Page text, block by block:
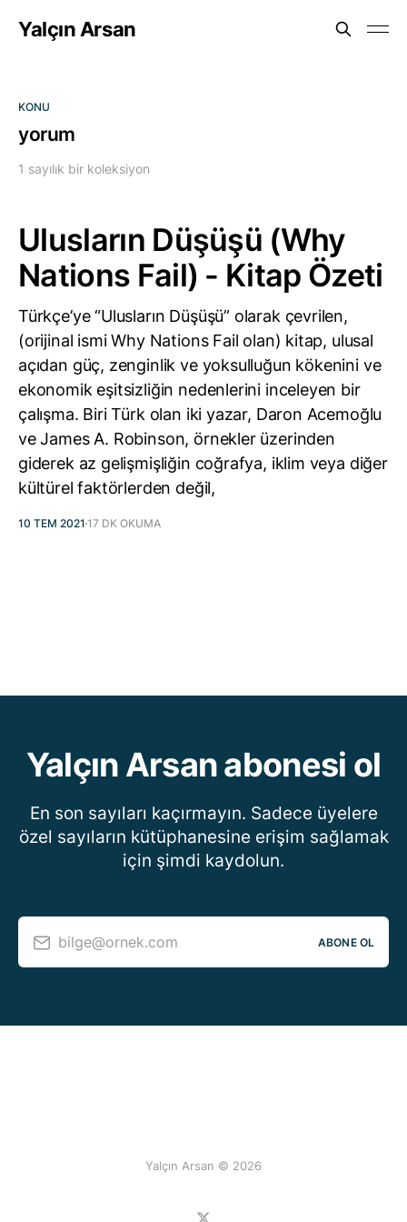
Yalçın Arsan
KONU
yorum
1 sayılık bir koleksiyon
Ulusların Düşüşü (Why
Nations Fail) - Kitap Özeti
Türkçe’ye “Ulusların Düşüşü” olarak çevrilen,
(orijinal ismi Why Nations Fail olan) kitap, ulusal
açıdan güç, zenginlik ve yoksulluğun kökenini ve
ekonomik eşitsizliğin nedenlerini inceleyen bir
çalışma. Biri Türk olan iki yazar, Daron Acemoğlu
ve James A. Robinson, örnekler üzerinden
giderek az gelişmişliğin coğrafya, iklim veya diğer
kültürel faktörlerden değil,
10 TEM 2021 17 DK OKUMA
Yalçın Arsan abonesi ol
En son sayıları kaçırmayın. Sadece üyelere
özel sayıların kütüphanesine erişim sağlamak
için şimdi kaydolun.
bilge@ornek.com ABONE OL
Yalçın Arsan © 2026